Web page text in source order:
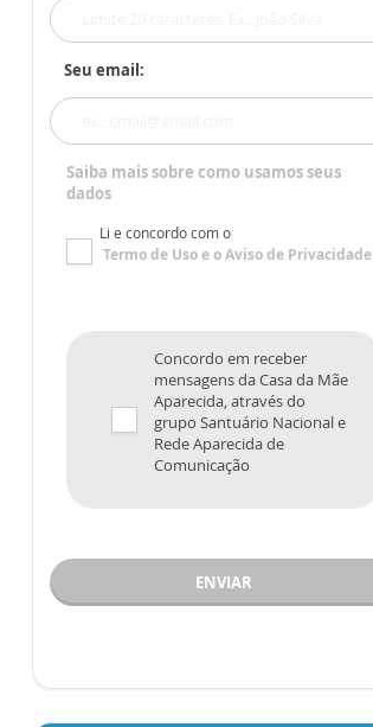
Seu email:
Saiba mais sobre como usamos seus
dados
Li e concordo com o
Termo de Usoe oAviso de Privacidade
Concordo em receber
mensagens da Casa da Mãe
Aparecida, através do
grupo Santuário Nacional e
Rede Aparecida de
Comunicação
ENVIAR